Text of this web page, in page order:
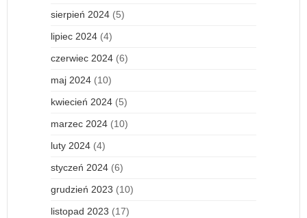
sierpień 2024 (5)
lipiec 2024 (4)
czerwiec 2024 (6)
maj 2024 (10)
kwiecień 2024 (5)
marzec 2024 (10)
luty 2024 (4)
styczeń 2024 (6)
grudzień 2023 (10)
listopad 2023 (17)